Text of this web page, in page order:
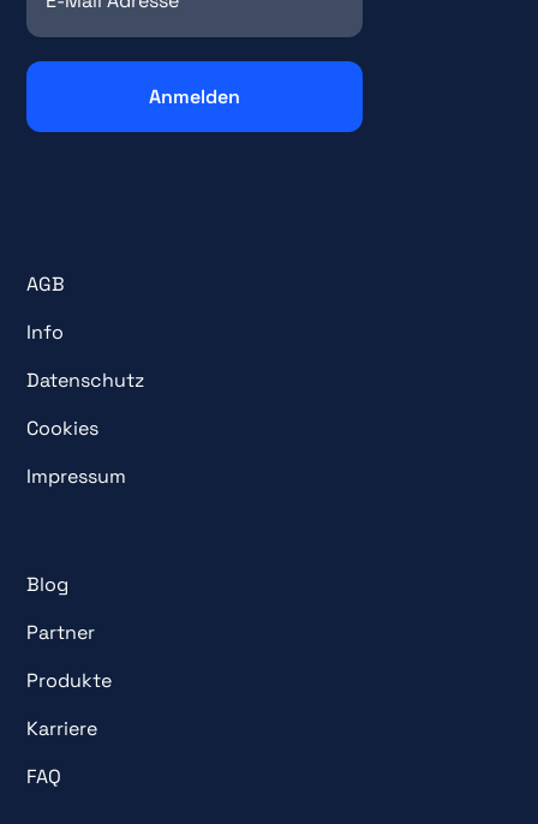
AGB
Info
Datenschutz
Cookies
Impressum
Blog
Partner
Produkte
Karriere
FAQ